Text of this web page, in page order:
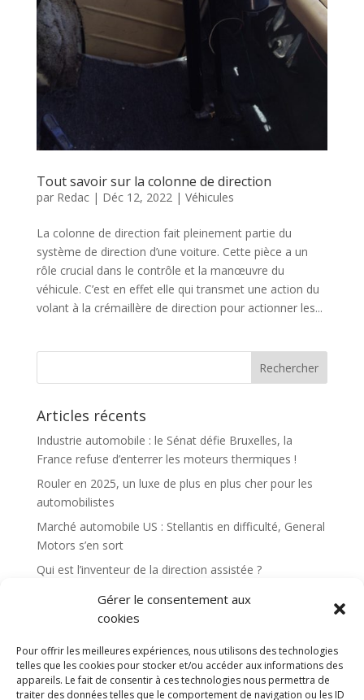
Gérer le consentement aux
cookies
Pour offrir les meilleures expériences, nous utilisons des technologies
telles que les cookies pour stocker et/ou accéder aux informations des
appareils. Le fait de consentir à ces technologies nous permettra de
traiter des données telles que le comportement de navigation ou les ID
Tout savoir sur la colonne de direction
par Redac| Déc 12, 2022| Véhicules
La colonne de direction fait pleinement partie du
système de direction d’une voiture. Cette pièce a un
rôle crucial dans le contrôle et la manœuvre du
véhicule. C’est en effet elle qui transmet une action du
volant à la crémaillère de direction pour actionner les...
Articles récents
Industrie automobile : le Sénat défie Bruxelles, la
France refuse d’enterrer les moteurs thermiques !
Rouler en 2025, un luxe de plus en plus cher pour les
automobilistes
Marché automobile US : Stellantis en difficulté, General
Motors s’en sort
Qui est l’inventeur de la direction assistée ?
Le marché automobile européen maintient sa reprise
avec une croissance de 16,1 % en avril 2023
Commentaires récents